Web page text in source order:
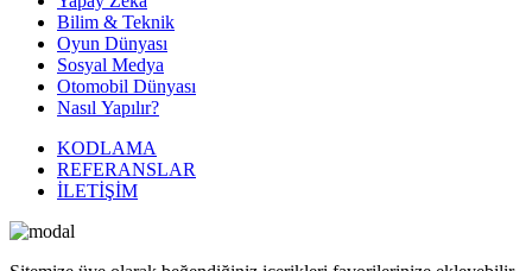
Bilim & Teknik
Oyun Dünyası
Sosyal Medya
Otomobil Dünyası
Nasıl Yapılır?
KODLAMA
REFERANSLAR
İLETİŞİM